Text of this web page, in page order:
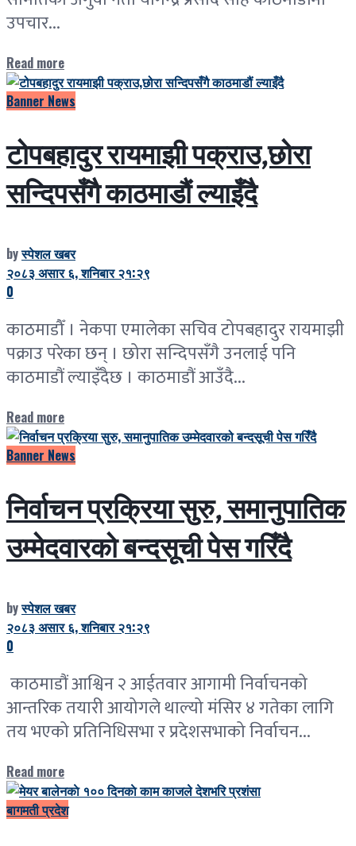
उपचार...
Read more
Banner News
टोपबहादुर रायमाझी पक्राउ,छोरा
सन्दिपसँगै काठमाडौं ल्याइँदै
byस्पेशल खबर
२०८३ असार ६, शनिबार २१:२९
0
काठमाडौँ । नेकपा एमालेका सचिव टोपबहादुर रायमाझी
पक्राउ परेका छन् । छोरा सन्दिपसँगै उनलाई पनि
काठमाडौं ल्याइँदैछ । काठमाडौं आउँदै...
Read more
Banner News
निर्वाचन प्रक्रिया सुरु, समानुपातिक
उम्मेदवारको बन्दसूची पेस गरिँदै
byस्पेशल खबर
२०८३ असार ६, शनिबार २१:२९
0
काठमाडौं आश्विन २ आईतवार आगामी निर्वाचनको
आन्तरिक तयारी आयोगले थाल्यो मंसिर ४ गतेका लागि
तय भएको प्रतिनिधिसभा र प्रदेशसभाको निर्वाचन...
Read more
बागमती प्रदेश